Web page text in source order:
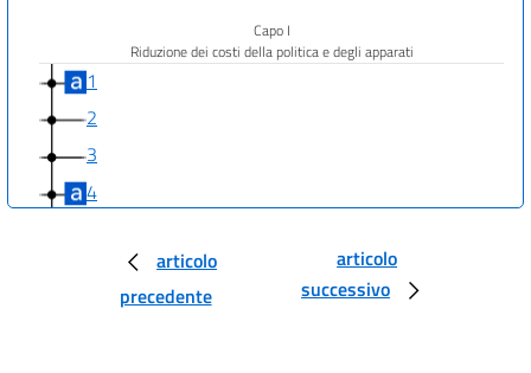
Capo I
Riduzione dei costi della politica e degli apparati
1
2
3
4
articolo
precedente
articolo
successivo